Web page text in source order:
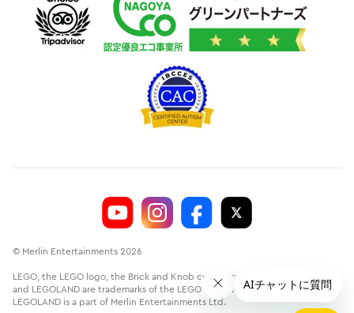
© Merlin Entertainments 2026
LEGO, the LEGO logo, the Brick and Knob configurations, the Minifigure
and LEGOLAND are trademarks of the LEGO Group.©2026 The LEGO Group.
LEGOLAND is a part of Merlin Entertainments Ltd.